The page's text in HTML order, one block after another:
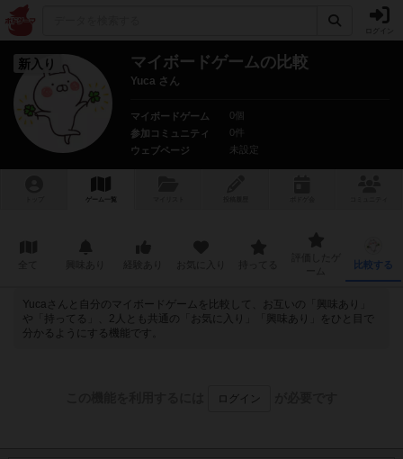
新入り マイボードゲームの比較
Yuca さん
マイボードゲーム
0個
参加コミュニティ
0件
ウェブページ
未設定
ゲーム一覧
比較する
Yucaさんと自分のマイボードゲームを比較して、お互いの「興味あり」
や「持ってる」、2人とも共通の「お気に入り」「興味あり」をひと目で
分かるようにする機能です。
ログイン